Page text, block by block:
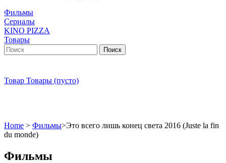
Фильмы
Сериалы
KINO PIZZA
Товары
Поиск
Товар Товары (пусто)
Home > Фильмы>Это всего лишь конец света 2016 (Juste la fin
du monde)
Фильмы